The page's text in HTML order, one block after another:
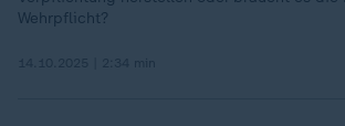
Wehrpflicht?